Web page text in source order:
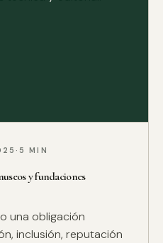
· 5 MIN
y fundaciones
una obligación
inclusión, reputación